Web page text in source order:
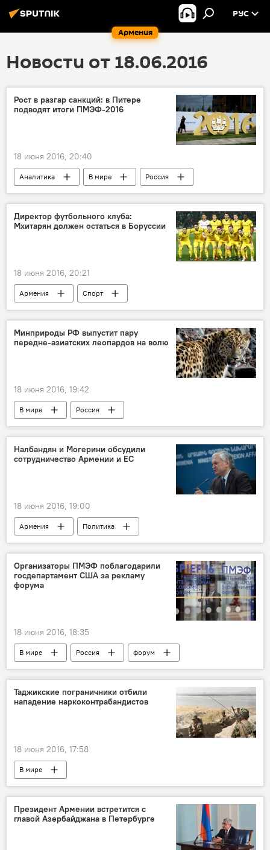
Армения
РУС
Новости от 18.06.2016
Рост в разгар санкций: в Питере
подводят итоги ПМЭФ-2016
18 июня 2016, 20:40
Аналитика В мире
Россия
форум
Директор футбольного клуба:
Мхитарян должен остаться в Боруссии
18 июня 2016, 20:21
Армения Спорт
Минприроды РФ выпустит пару
передне-азиатских леопардов на волю
18 июня 2016, 19:42
В мире Россия
Налбандян и Могерини обсудили
сотрудничество Армении и ЕС
18 июня 2016, 19:00
Армения Политика
Организаторы ПМЭФ поблагодарили
госдепартамент США за рекламу
форума
18 июня 2016, 18:35
В мире Россия форум
Таджикские пограничники отбили
нападение наркоконтрабандистов
18 июня 2016, 17:58
В мире
Президент Армении встретится с
главой Азербайджана в Петербурге